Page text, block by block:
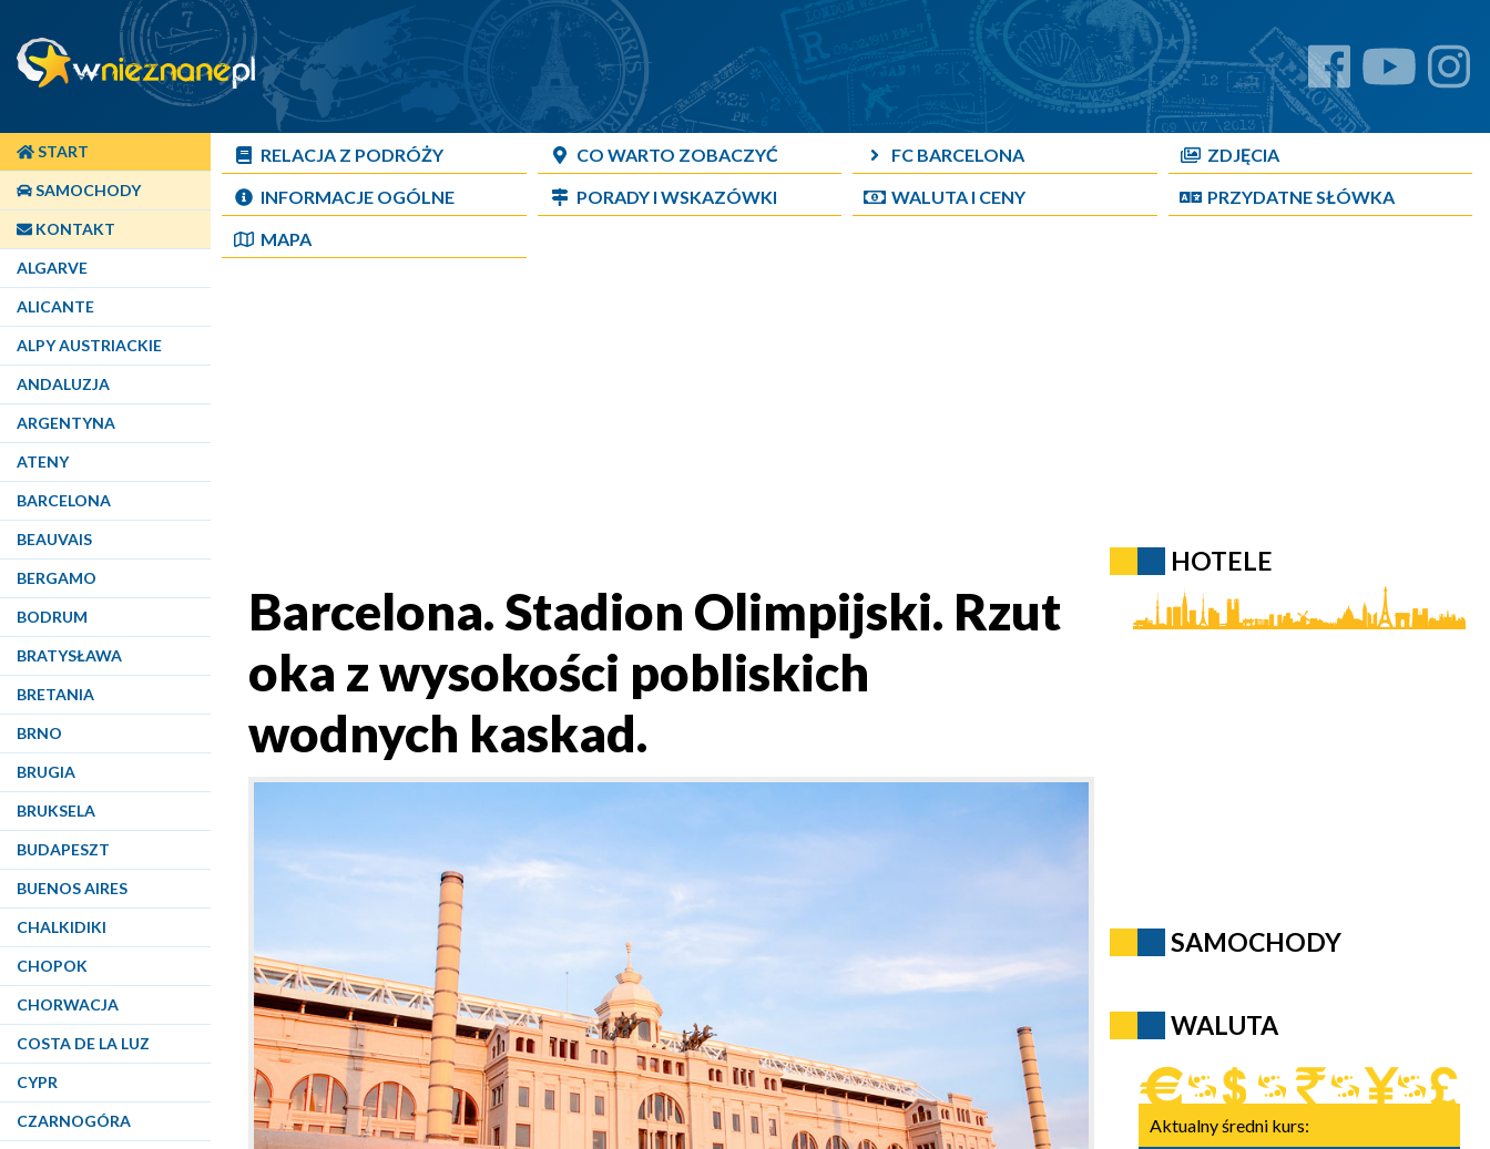
START
SAMOCHODY
KONTAKT
ALGARVE
ALICANTE
ALPY AUSTRIACKIE
ANDALUZJA
ARGENTYNA
ATENY
BARCELONA
BEAUVAIS
BERGAMO
BODRUM
BRATYSŁAWA
BRETANIA
BRNO
BRUGIA
BRUKSELA
BUDAPESZT
BUENOS AIRES
CHALKIDIKI
CHOPOK
CHORWACJA
COSTA DE LA LUZ
CYPR
CZARNOGÓRA
RELACJA Z PODRÓŻY CO WARTO ZOBACZYĆ FC BARCELONA
ZDJĘCIA
INFORMACJE OGÓLNE
PORADY I WSKAZÓWKI WALUTA I CENY
PRZYDATNE SŁÓWKA
MAPA
Barcelona. Stadion Olimpijski. Rzut
oka z wysokości pobliskich
wodnych kaskad.
HOTELE
SAMOCHODY
WALUTA
Aktualny średni kurs: